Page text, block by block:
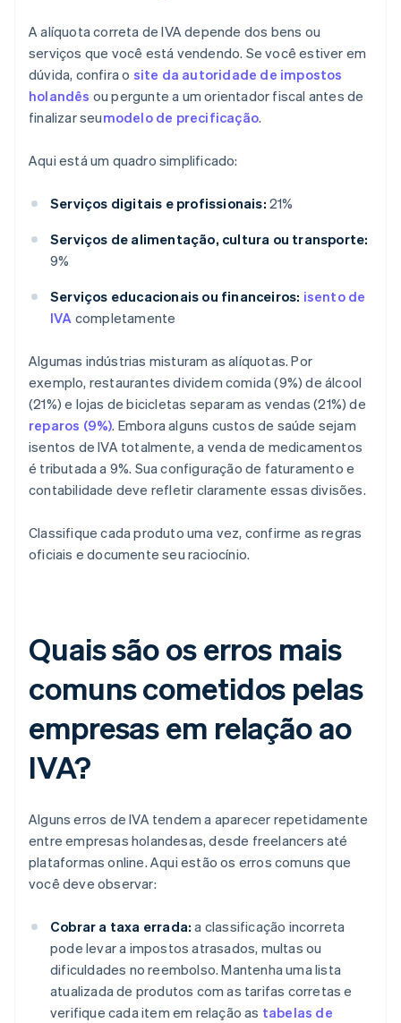
A alíquota correta de IVA depende dos bens ou
serviços que você está vendendo. Se você estiver em
dúvida, confira o site da autoridade de impostos
holandês ou pergunte a um orientador fiscal antes de
finalizar seumodelo de precificação.
Aqui está um quadro simplificado:
Serviços digitais e profissionais: 21%
Serviços de alimentação, cultura ou transporte:
9%
Serviços educacionais ou financeiros: isento de
IVA completamente
Algumas indústrias misturam as alíquotas. Por
exemplo, restaurantes dividem comida (9%) de álcool
(21%) e lojas de bicicletas separam as vendas (21%) de
reparos (9%). Embora alguns custos de saúde sejam
isentos de IVA totalmente, a venda de medicamentos
é tributada a 9%. Sua configuração de faturamento e
contabilidade deve refletir claramente essas divisões.
Classifique cada produto uma vez, confirme as regras
oficiais e documente seu raciocínio.
Quais são os erros mais
comuns cometidos pelas
empresas em relação ao
IVA?
Alguns erros de IVA tendem a aparecer repetidamente
entre empresas holandesas, desde freelancers até
plataformas online. Aqui estão os erros comuns que
você deve observar:
Cobrar a taxa errada: a classificação incorreta
pode levar a impostos atrasados, multas ou
dificuldades no reembolso. Mantenha uma lista
atualizada de produtos com as tarifas corretas e
verifique cada item em relação as tabelas de